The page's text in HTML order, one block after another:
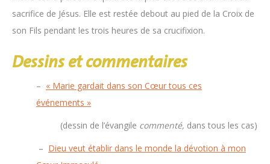
sacrifice de Jésus. Elle est restée debout au pied de la Croix de
son Fils pendant les trois heures de sa crucifixion.
Dessins et commentaires
– « Marie gardait dans son Cœur tous ces
événements »
(dessin de l’évangile commenté, dans tous les cas)
– Dieu veut établir dans le monde la dévotion à mon